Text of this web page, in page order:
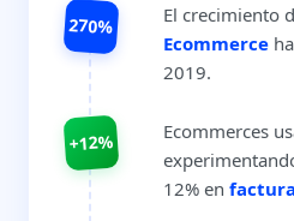
270% El crecimiento
Ecommerce
2019.
+12%
Ecommerces
12% en